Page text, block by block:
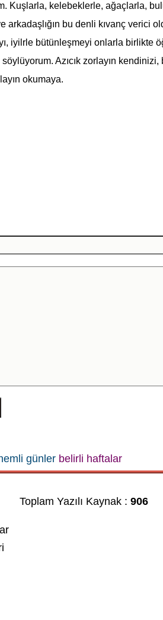
Kuşlarla, kelebeklerle, ağaçlarla,
bu denli kıvanç verici
iyilrle bütünleşmeyi onlarla birlikte
Azıcık zorlayın kendinizi,
okumaya.
günler belirli haftalar
Toplam Yazılı Kaynak :906